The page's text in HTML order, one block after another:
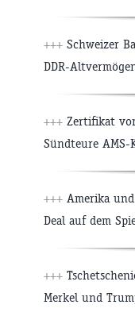
+++ Schweizer
DDR-
+++ Zertifikat
Sündteure
+++ Amerika
Deal auf dem
+++
Merkel und